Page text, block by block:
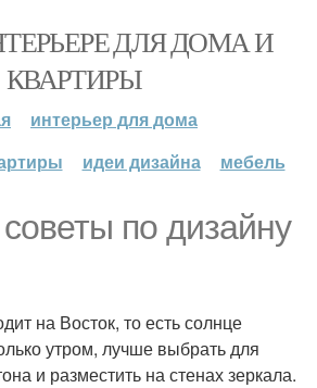
ДЛЯ ДОМА И
КВАРТИРЫ
интерьер для дома
идеи дизайна мебель
по дизайну
на Восток, то есть солнце
утром, лучше выбрать для
и разместить на стенах зеркала.